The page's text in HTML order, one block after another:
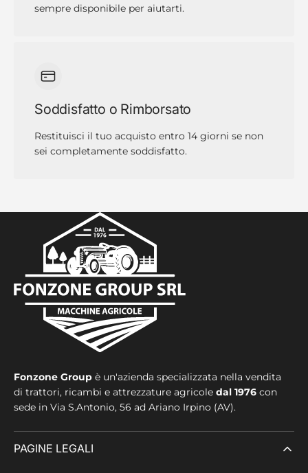
sempre disponibile per aiutarti.
Soddisfatto o Rimborsato
Restituisci il tuo acquisto entro 14 giorni se non
sei completamente soddisfatto.
Fonzone Group è un'azienda specializzata nella vendita
di trattori, ricambi e attrezzature agricole dal 1976 con
sede in Via S.Antonio, 56 ad Ariano Irpino (AV).
PAGINE LEGALI